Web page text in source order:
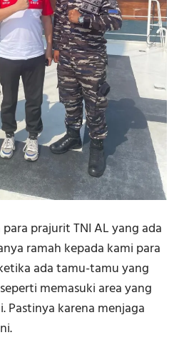
prajurit TNI AL yang ada
ramah kepada kami para
ada tamu-tamu yang
memasuki area yang
karena menjaga